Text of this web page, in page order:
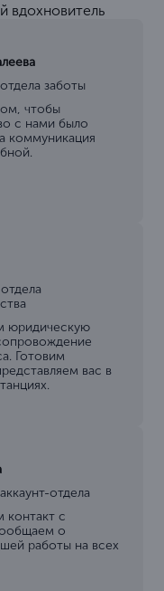
вдохновитель
заботы
чтобы
с нами было
коммуникация
юридическую
Готовим
вас в
отдела
контакт с
о
работы на всех